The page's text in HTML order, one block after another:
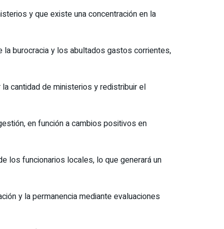
y que existe una concentración en la
la burocracia y los abultados gastos corrientes,
cantidad de ministerios y redistribuir el
en función a cambios positivos en
los funcionarios locales, lo que generará un
y la permanencia mediante evaluaciones